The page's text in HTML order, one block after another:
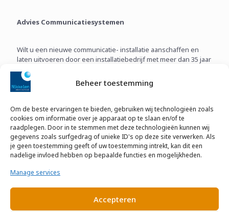
Beheer toestemming
Om de beste ervaringen te bieden, gebruiken wij technologieën zoals
cookies om informatie over je apparaat op te slaan en/of te
raadplegen. Door in te stemmen met deze technologieën kunnen wij
gegevens zoals surfgedrag of unieke ID's op deze site verwerken. Als
je geen toestemming geeft of uw toestemming intrekt, kan dit een
nadelige invloed hebben op bepaalde functies en mogelijkheden.
Manage services
Accepteren
Advies Communicatiesystemen
Wilt u een nieuwe communicatie- installatie aanschaffen en
laten uitvoeren door een installatiebedrijf met meer dan 35 jaar
Nikkelen voor een gratis adviesgesprek. Wij helpen u op weg
met de beste keuze in communicatie- installatie.
Advies communicatie- installatie
In 3 stappen naar de juiste communicatie-
installatie